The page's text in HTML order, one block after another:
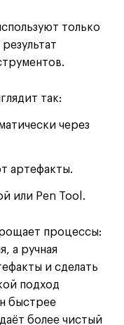
только
так:
через
артефакты.
или Pen Tool.
процессы:
а ручная
и сделать
подход
быстрее
более чистый